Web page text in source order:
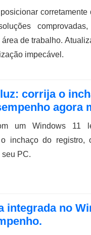
de trabalho.
impecável.
corrija o
agora
um Windows 11
inchaço do registro,
seu PC.
no